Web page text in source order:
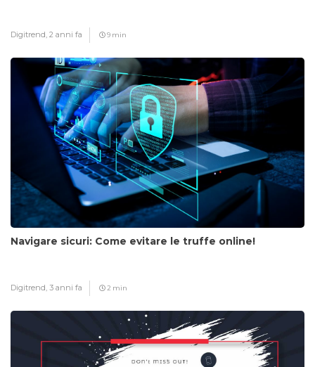
Digitrend, 2 anni fa 9 min
Navigare sicuri: Come evitare le truffe online!
Digitrend, 3 anni fa 2 min